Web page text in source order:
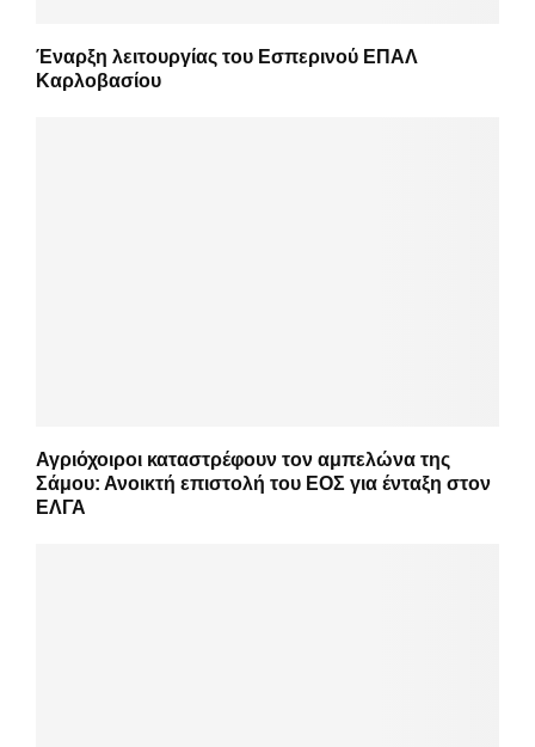
Έναρξη λειτουργίας του Εσπερινού ΕΠΑΛ
Καρλοβασίου
Αγριόχοιροι καταστρέφουν τον αμπελώνα της
Σάμου: Ανοικτή επιστολή του ΕΟΣ για ένταξη στον
ΕΛΓΑ